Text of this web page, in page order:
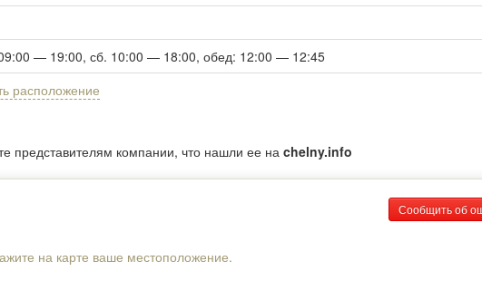
— 19:00, сб. 10:00 — 18:00, обед: 12:00 — 12:45
расположение
представителям компании, что нашли ее на chelny.info
Сообщить об
на карте ваше местоположение.